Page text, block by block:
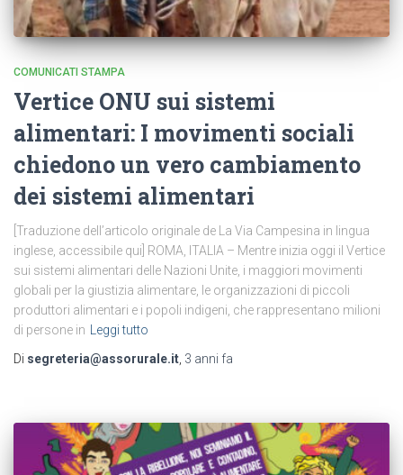
COMUNICATI STAMPA
Vertice ONU sui sistemi
alimentari: I movimenti sociali
chiedono un vero cambiamento
dei sistemi alimentari
[Traduzione dell’articolo originale de La Via Campesina in lingua
inglese, accessibile qui] ROMA, ITALIA – Mentre inizia oggi il Vertice
sui sistemi alimentari delle Nazioni Unite, i maggiori movimenti
globali per la giustizia alimentare, le organizzazioni di piccoli
produttori alimentari e i popoli indigeni, che rappresentano milioni
di persone in
Leggi tutto
Di segreteria@assorurale.it 3 anni fa